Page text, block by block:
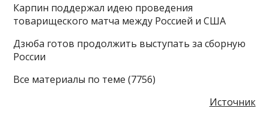
Карпин поддержал идею проведения
товарищеского матча между Россией и США
Дзюба готов продолжить выступать за сборную
России
Все материалы по теме (7756)
Источник